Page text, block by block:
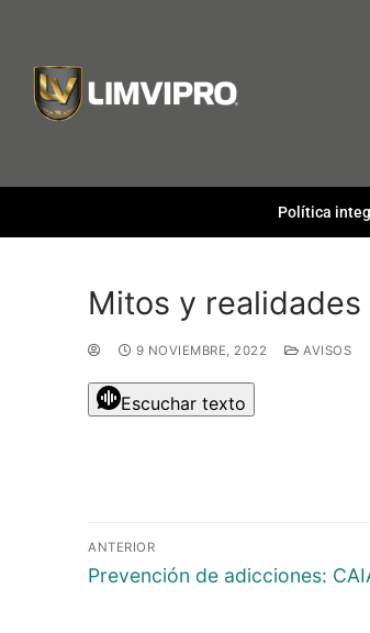
Política
Mitos y
9 NOVIEMBRE, 2022 AVISOS
Escuchar texto
ANTERIOR
Prevención de adicciones: